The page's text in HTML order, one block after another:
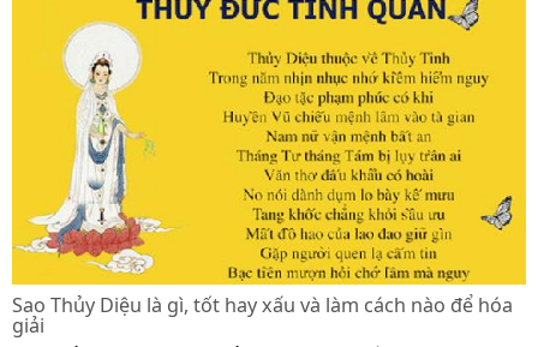
Sao Thủy Diệu là gì, tốt hay xấu và làm cách nào để hóa
giải